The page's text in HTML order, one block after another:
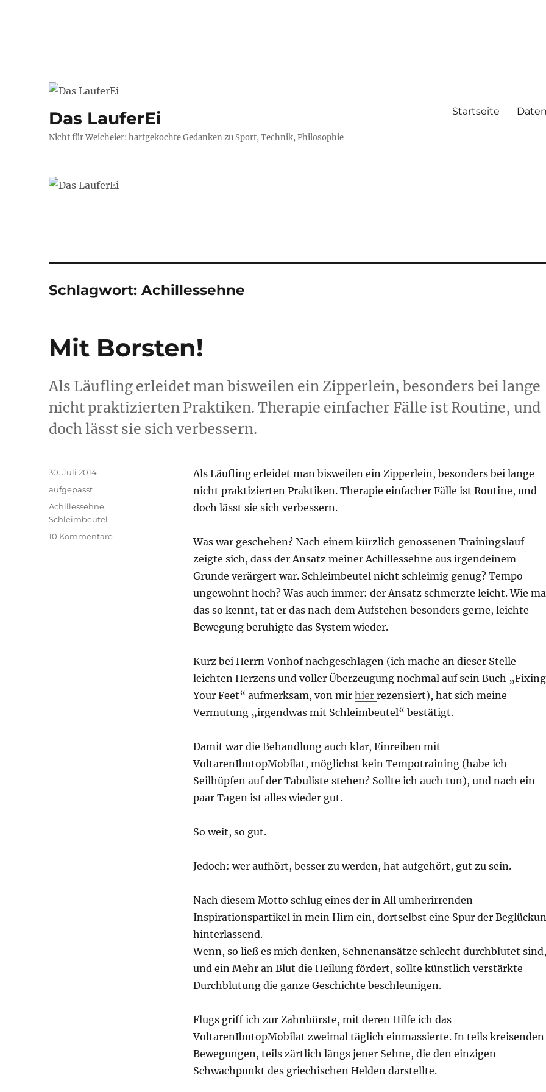
Das LauferEi
Nicht für Weicheier: hartgekochte Gedanken zu Sport, Technik, Philosophie
Startseite
Schlagwort:Achillessehne
Mit Borsten!
Als Läufling erleidet man bisweilen ein Zipperlein, besonders bei lange
nicht praktizierten Praktiken. Therapie einfacher Fälle ist Routine, und
doch lässt sie sich verbessern.
Als Läufling erleidet man bisweilen ein Zipperlein, besonders bei lange
nicht praktizierten Praktiken. Therapie einfacher Fälle ist Routine, und
doch lässt sie sich verbessern.
Was war geschehen? Nach einem kürzlich genossenen Trainingslauf
zeigte sich, dass der Ansatz meiner Achillessehne aus irgendeinem
Grunde verärgert war. Schleimbeutel nicht schleimig genug? Tempo
ungewohnt hoch? Was auch immer: der Ansatz schmerzte leicht. Wie
das so kennt, tat er das nach dem Aufstehen besonders gerne, leichte
Bewegung beruhigte das System wieder.
Kurz bei Herrn Vonhof nachgeschlagen (ich mache an dieser Stelle
leichten Herzens und voller Überzeugung nochmal auf sein Buch „Fixing
Your Feet“ aufmerksam, von mir hier rezensiert), hat sich meine
Vermutung „irgendwas mit Schleimbeutel“ bestätigt.
Damit war die Behandlung auch klar, Einreiben mit
VoltarenIbutopMobilat, möglichst kein Tempotraining (habe ich
Seilhüpfen auf der Tabuliste stehen? Sollte ich auch tun), und nach ein
paar Tagen ist alles wieder gut.
So weit, so gut.
Jedoch: wer aufhört, besser zu werden, hat aufgehört, gut zu sein.
Nach diesem Motto schlug eines der in All umherirrenden
Inspirationspartikel in mein Hirn ein, dortselbst eine Spur der
hinterlassend.
Wenn, so ließ es mich denken, Sehnenansätze schlecht durchblutet sind,
und ein Mehr an Blut die Heilung fördert, sollte künstlich verstärkte
Durchblutung die ganze Geschichte beschleunigen.
Flugs griff ich zur Zahnbürste, mit deren Hilfe ich das
VoltarenIbutopMobilat zweimal täglich einmassierte. In teils kreisenden
Bewegungen, teils zärtlich längs jener Sehne, die den einzigen
Schwachpunkt des griechischen Helden darstellte.
Veröffentlicht
am
30. Juli 2014
Kategorien
aufgepasst
Schlagwörter
Achillessehne,
Schleimbeutel
10 Kommentarezu